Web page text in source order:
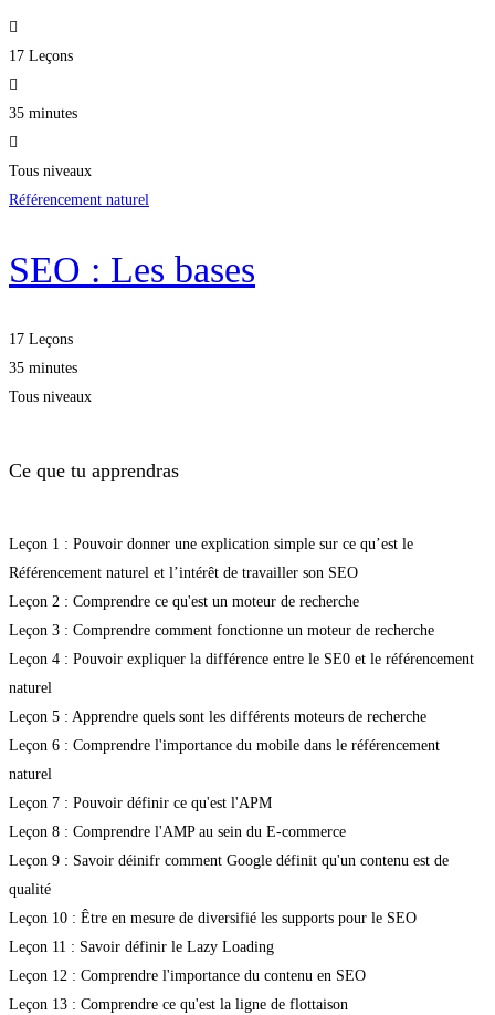
17 Leçons
35 minutes
Tous niveaux
Référencement naturel
SEO : Les bases
17 Leçons
35 minutes
Tous niveaux
Ce que tu apprendras
Leçon 1 : Pouvoir donner une explication simple sur ce qu’est le
Référencement naturel et l’intérêt de travailler son SEO
Leçon 2 : Comprendre ce qu'est un moteur de recherche
Leçon 3 : Comprendre comment fonctionne un moteur de recherche
Leçon 4 : Pouvoir expliquer la différence entre le SE0 et le référencement
naturel
Leçon 5 : Apprendre quels sont les différents moteurs de recherche
Leçon 6 : Comprendre l'importance du mobile dans le référencement
naturel
Leçon 7 : Pouvoir définir ce qu'est l'APM
Leçon 8 : Comprendre l'AMP au sein du E-commerce
Leçon 9 : Savoir déinifr comment Google définit qu'un contenu est de
qualité
Leçon 10 : Être en mesure de diversifié les supports pour le SEO
Leçon 11 : Savoir définir le Lazy Loading
Leçon 12 : Comprendre l'importance du contenu en SEO
Leçon 13 : Comprendre ce qu'est la ligne de flottaison